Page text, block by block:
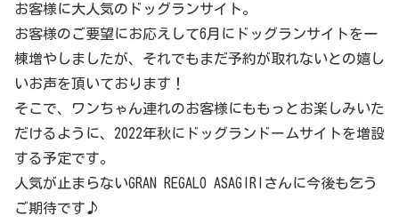
お客様に大人気のドッグランサイト。
お客様のご要望にお応えして6月にドッグランサイトを一
棟増やしましたが、それでもまだ予約が取れないとの嬉し
いお声を頂いております！
そこで、ワンちゃん連れのお客様にももっとお楽しみいた
だけるように、2022年秋にドッグランドームサイトを増設
する予定です。
人気が止まらないGRAN REGALO ASAGIRIさんに今後も乞う
ご期待です♪